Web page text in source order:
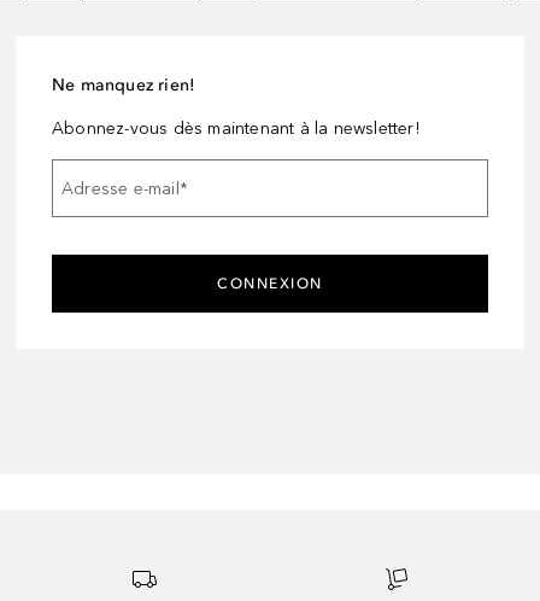
Ne manquez rien!
Abonnez-vous dès maintenant à la newsletter!
Adresse e-mail *
CONNEXION